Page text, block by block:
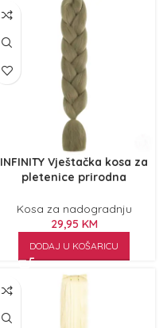
INFINITY Vještačka kosa za
pletenice prirodna
Kosa za nadogradnju
29,95 KM
DODAJ U KOŠARICU